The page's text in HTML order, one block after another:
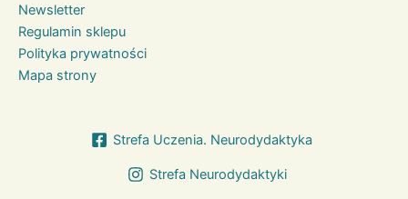
Newsletter
Regulamin sklepu
Polityka prywatności
Mapa strony
Strefa Uczenia. Neurodydaktyka
Strefa Neurodydaktyki